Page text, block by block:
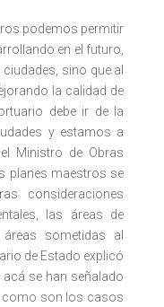
podemos permitir
en el futuro,
sino que al
la calidad de
debe ir de la
y estamos a
Ministro de Obras
planes maestros se
consideraciones
las áreas de
sometidas al
de Estado explicó
se han señalado
como son los casos